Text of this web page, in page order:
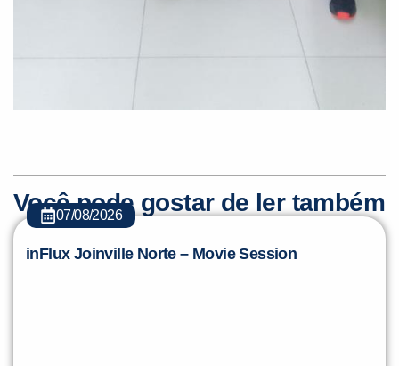
Você pode gostar de ler também
07/08/2026
inFlux Joinville Norte – Movie Session